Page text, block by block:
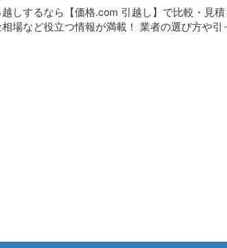
しするなら【価格.com 引越し】で比較・見
場など役立つ情報が満載！ 業者の選び方や引